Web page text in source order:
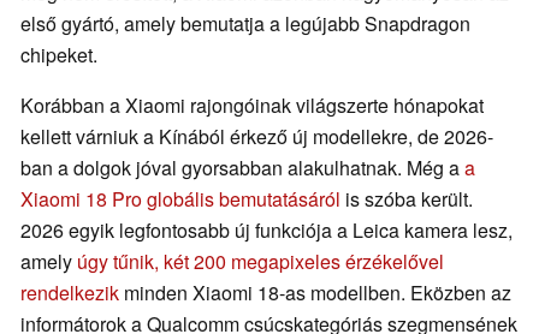
első gyártó, amely bemutatja a legújabb Snapdragon
chipeket.
Korábban a Xiaomi rajongóinak világszerte hónapokat
kellett várniuk a Kínából érkező új modellekre, de 2026-
ban a dolgok jóval gyorsabban alakulhatnak. Még aa
Xiaomi 18 Pro globális bemutatásáról is szóba került.
2026 egyik legfontosabb új funkciója a Leica kamera lesz,
amely úgy tűnik, két 200 megapixeles érzékelővel
rendelkezik minden Xiaomi 18-as modellben. Eközben az
informátorok a Qualcomm csúcskategóriás szegmensének